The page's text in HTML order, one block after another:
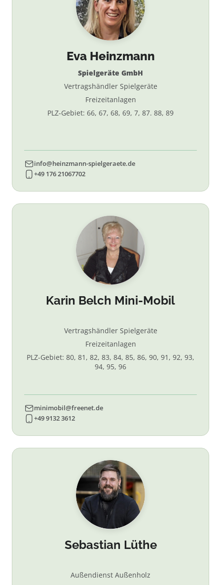
Eva Heinzmann
Spielgeräte GmbH
Vertragshändler Spielgeräte
Freizeitanlagen
PLZ-Gebiet: 66, 67, 68, 69, 7, 87. 88, 89
info@heinzmann-spielgeraete.de
+49 176 21067702
Karin Belch Mini-Mobil
Vertragshändler Spielgeräte
Freizeitanlagen
PLZ-Gebiet: 80, 81, 82, 83, 84, 85, 86, 90, 91, 92, 93,
94, 95, 96
minimobil@freenet.de
+49 9132 3612
Sebastian Lüthe
Außendienst Außenholz